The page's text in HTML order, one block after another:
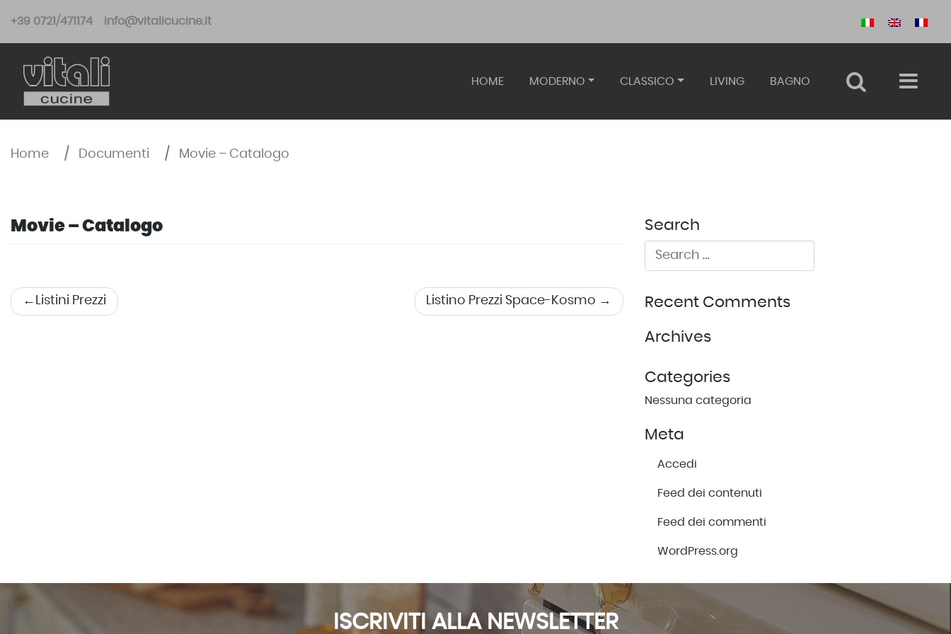
content
+39 0721/471174 info@vitalicucine.it
HOME MODERNO CLASSICO LIVING BAGNO
Home / Documenti / Movie – Catalogo
Movie – Catalogo
Navigazione
Listini Prezzi Listino Prezzi Space-Kosmo
Search
Recent Comments
Archives
Categories
Nessuna categoria
Meta
Accedi
Feed dei contenuti
Feed dei commenti
WordPress.org
ISCRIVITI ALLA NEWSLETTER